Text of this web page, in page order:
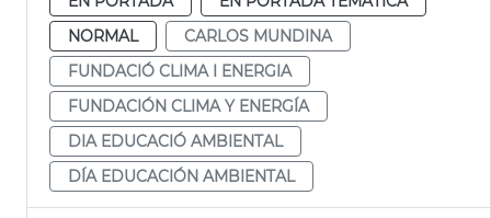
NORMAL
CARLOS MUNDINA
FUNDACIÓ CLIMA I ENERGIA
FUNDACIÓN CLIMA Y ENERGÍA
DIA EDUCACIÓ AMBIENTAL
DÍA EDUCACIÓN AMBIENTAL